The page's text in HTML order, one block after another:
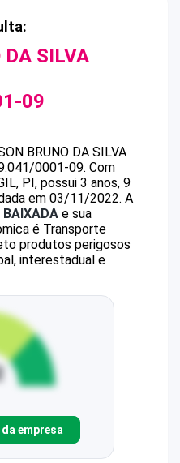
DA SILVA
09
BRUNO DA SILVA
0001-09. Com
PI, possui 3 anos, 9
em 03/11/2022. A
BAIXADA e sua
é Transporte
produtos perigosos
interestadual e
empresa